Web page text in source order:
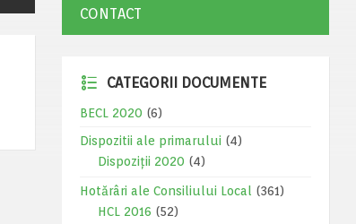
CONTACT
CATEGORII DOCUMENTE
BECL 2020 (6)
Dispozitii ale primarului (4)
Dispoziții 2020 (4)
Hotărâri ale Consiliului Local
(361)
HCL 2016 (52)